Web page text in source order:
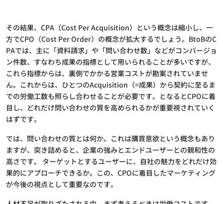
その結果、CPA（Cost Per Acquisition）という概念は縮小し、一
方でCPO（Cost Per Order）の概念が拡大するでしょう。BtoBのC
PAでは、主に「資料請求」や「問い合わせ数」などがコンバージョ
ン件数、すなわち成果の指標として用いられることが多いですが、
これら指標からは、裏側でかかる営業コストが勘案されていませ
ん。これからは、ひとつのAcquisition（=成果）から契約に至るま
での労働工数も照らし合わせることが必要です。となるとCPOに着
目し、どれだけ問い合わせの質を高められるかが重要視されていく
はずです。
では、問い合わせの質とは何か。これは購買意欲という概念もあり
ますが、突き詰めると、企業の強みとエンドユーザーとの親和性の
高さです。 ターゲットとするユーザーに、自社の魅力をどれだけ効
果的にアプローチできるか。この、CPOに着目したマーケティング
が今後の視点として重要なのです。